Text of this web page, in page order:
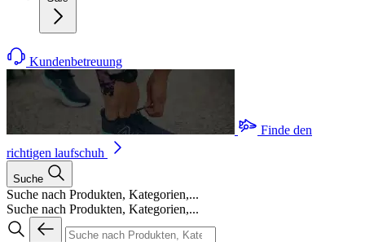
Kundenbetreuung
Finde den
richtigen laufschuh
Suche
Suche nach Produkten, Kategorien,...
Suche nach Produkten, Kategorien,...